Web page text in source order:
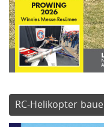
RC-Helikopter